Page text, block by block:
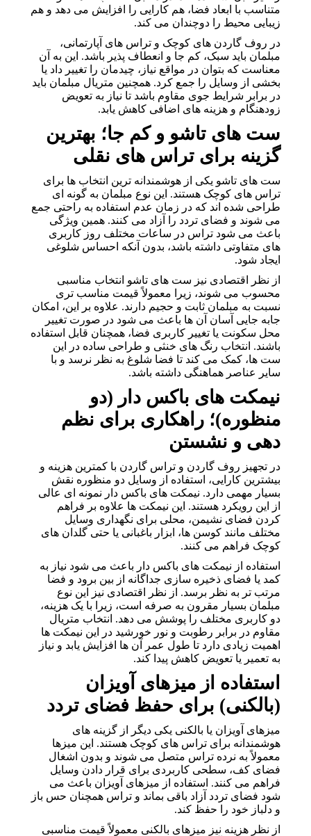
متناسب با ابعاد فضا، هم کارایی را افزایش می دهد و هم
زیبایی محیط را دوچندان می کند.
در روف گاردن های کوچک و تراس های آپارتمانی،
مبلمان باید سبک، کم جا و انعطاف پذیر باشد. این به آن
معناست که بتوان در مواقع نیاز، چیدمان را تغییر داد یا
بخشی از وسایل را جمع کرد. همچنین متریال مبلمان باید
در برابر شرایط جوی مقاوم باشد تا نیاز به تعویض
زودهنگام و هزینه های اضافی کاهش یابد.
ست های تاشو و کم جا؛ بهترین
گزینه برای تراس های نقلی
ست های تاشو یکی از هوشمندانه ترین انتخاب ها برای
تراس های کوچک هستند. این نوع مبلمان به گونه ای
طراحی شده اند که در زمان عدم استفاده به راحتی جمع
می شوند و فضای تردد را آزاد می کنند. همین ویژگی
باعث می شود تراس در ساعات مختلف روز کاربری
های متفاوتی داشته باشد، بدون آنکه احساس شلوغی
ایجاد شود.
از نظر اقتصادی نیز ست های تاشو انتخاب مناسبی
محسوب می شوند، زیرا معمولاً قیمت مناسب تری
نسبت به مبلمان ثابت و حجیم دارند. علاوه بر این، امکان
جابه جایی آسان آن ها باعث می شود در صورت تغییر
محل سکونت یا تغییر کاربری فضا، همچنان قابل استفاده
باشند. انتخاب رنگ های خنثی و طراحی ساده در این
ست ها، کمک می کند تا فضا شلوغ به نظر نرسد و با
سایر عناصر هماهنگی داشته باشد.
نیمکت های باکس دار (دو
منظوره)؛ راهکاری برای نظم
دهی و نشستن
در تجهیز روف گاردن و تراس گاردن با کمترین هزینه و
بیشترین کارایی، استفاده از وسایل دو منظوره نقش
بسیار مهمی دارد. نیمکت های باکس دار نمونه ای عالی
از این رویکرد هستند. این نیمکت ها علاوه بر فراهم
کردن فضای نشیمن، محلی برای نگهداری وسایل
مختلف مانند کوسن ها، ابزار باغبانی یا حتی گلدان های
کوچک فراهم می کنند.
استفاده از نیمکت های باکس دار باعث می شود نیاز به
کمد یا فضای ذخیره سازی جداگانه از بین برود و فضا
مرتب تر به نظر برسد. از نظر اقتصادی نیز این نوع
مبلمان بسیار مقرون به صرفه است، زیرا با یک هزینه،
دو کاربری مختلف را پوشش می دهد. انتخاب متریال
مقاوم در برابر رطوبت و نور خورشید در این نیمکت ها
اهمیت زیادی دارد تا طول عمر آن ها افزایش یابد و نیاز
به تعمیر یا تعویض کاهش پیدا کند.
استفاده از میزهای آویزان
(بالکنی) برای حفظ فضای تردد
میزهای آویزان یا بالکنی یکی دیگر از گزینه های
هوشمندانه برای تراس های کوچک هستند. این میزها
معمولاً به نرده تراس متصل می شوند و بدون اشغال
فضای کف، سطحی کاربردی برای قرار دادن وسایل
فراهم می کنند. استفاده از میزهای آویزان باعث می
شود فضای تردد آزاد باقی بماند و تراس همچنان حس باز
و دلباز خود را حفظ کند.
از نظر هزینه نیز میزهای بالکنی معمولاً قیمت مناسبی